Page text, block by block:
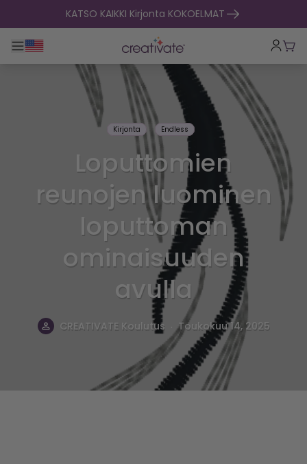
Siirry sisältöönKATSO KAIKKI Kirjonta KOKOELMAT
Toggle päänavigointi
Kirjonta Endless
Loputtomien
reunojen luominen
loputtoman
ominaisuuden
avulla
CREATIVATE Koulutus Toukokuu 14, 2025